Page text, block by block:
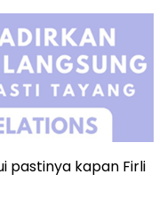
pastinya kapan Firli